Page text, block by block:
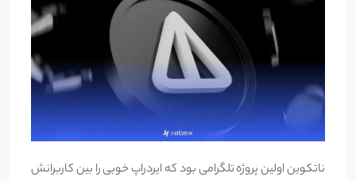
ناتکوین اولین پروژه تلگرامی بود که ایردراپ خوبی را بین کاربرانش